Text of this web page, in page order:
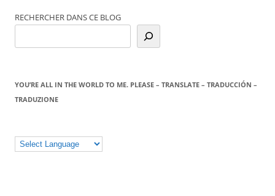
RECHERCHER DANS CE BLOG
YOU’RE ALL IN THE WORLD TO ME. PLEASE – TRANSLATE – TRADUCCIÓN –
TRADUZIONE